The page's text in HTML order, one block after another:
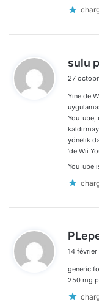
sulu
27
Yine de
yönelik
‘de Wii
YouTube
14
generic
250 mg